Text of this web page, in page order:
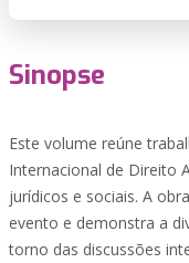
Sinopse
Este volume reúne
Internacional de Direito
jurídicos e sociais. A
evento e demonstra a
torno das discussões